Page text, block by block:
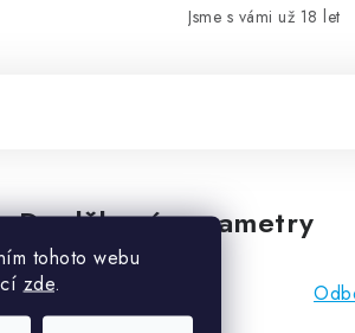
tohoto webu
zde.
Jsme s vámi už 18 let
Doplňkové parametry